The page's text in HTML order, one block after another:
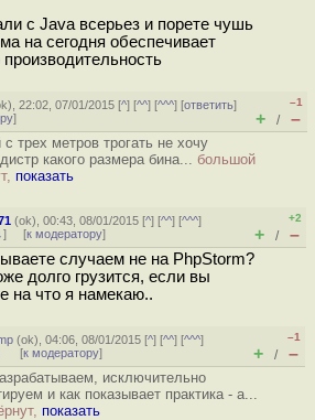
с Java всерьез и порете чушь
на сегодня обеспечивает
), 22:02, 07/01/2015 [^] [^^] [^^^] [ответить]
]
–1
+ / –
трех метров трогать не хочу
какого размера бина... большой
показать
(ok), 00:43, 08/01/2015 [^] [^^] [^^^]
] [к модератору]
+2
+ / –
случаем не на PhpStorm?
долго грузится, если вы
на что я намекаю..
(ok), 04:06, 08/01/2015 [^] [^^] [^^^]
[к модератору]
–1
+ / –
исключительно
и как показывает практика - а...
показать